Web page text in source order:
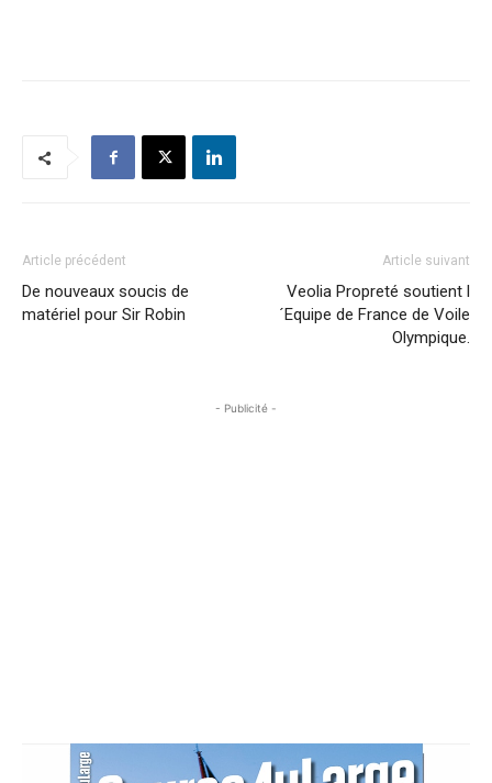
Article précédent
De nouveaux soucis de
matériel pour Sir Robin
Article suivant
Veolia Propreté soutient l
´Equipe de France de Voile
Olympique.
- Publicité -